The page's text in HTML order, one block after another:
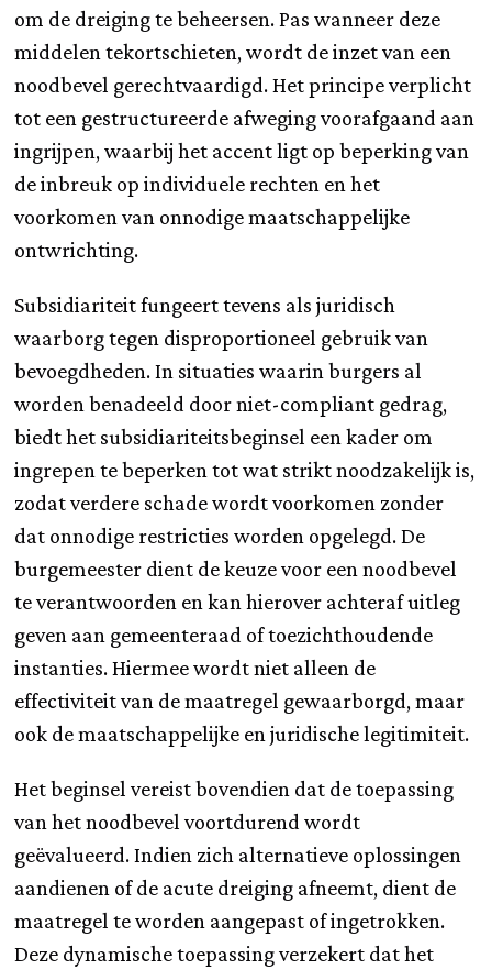
om de dreiging te beheersen. Pas wanneer deze
middelen tekortschieten, wordt de inzet van een
noodbevel gerechtvaardigd. Het principe verplicht
tot een gestructureerde afweging voorafgaand aan
ingrijpen, waarbij het accent ligt op beperking van
de inbreuk op individuele rechten en het
voorkomen van onnodige maatschappelijke
ontwrichting.
Subsidiariteit fungeert tevens als juridisch
waarborg tegen disproportioneel gebruik van
bevoegdheden. In situaties waarin burgers al
worden benadeeld door niet-compliant gedrag,
biedt het subsidiariteitsbeginsel een kader om
ingrepen te beperken tot wat strikt noodzakelijk is,
zodat verdere schade wordt voorkomen zonder
dat onnodige restricties worden opgelegd. De
burgemeester dient de keuze voor een noodbevel
te verantwoorden en kan hierover achteraf uitleg
geven aan gemeenteraad of toezichthoudende
instanties. Hiermee wordt niet alleen de
effectiviteit van de maatregel gewaarborgd, maar
ook de maatschappelijke en juridische legitimiteit.
Het beginsel vereist bovendien dat de toepassing
van het noodbevel voortdurend wordt
geëvalueerd. Indien zich alternatieve oplossingen
aandienen of de acute dreiging afneemt, dient de
maatregel te worden aangepast of ingetrokken.
Deze dynamische toepassing verzekert dat het